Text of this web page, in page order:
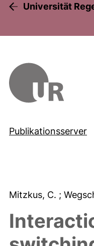
Universität
Publikationsserver
Mitzkus, C. ;